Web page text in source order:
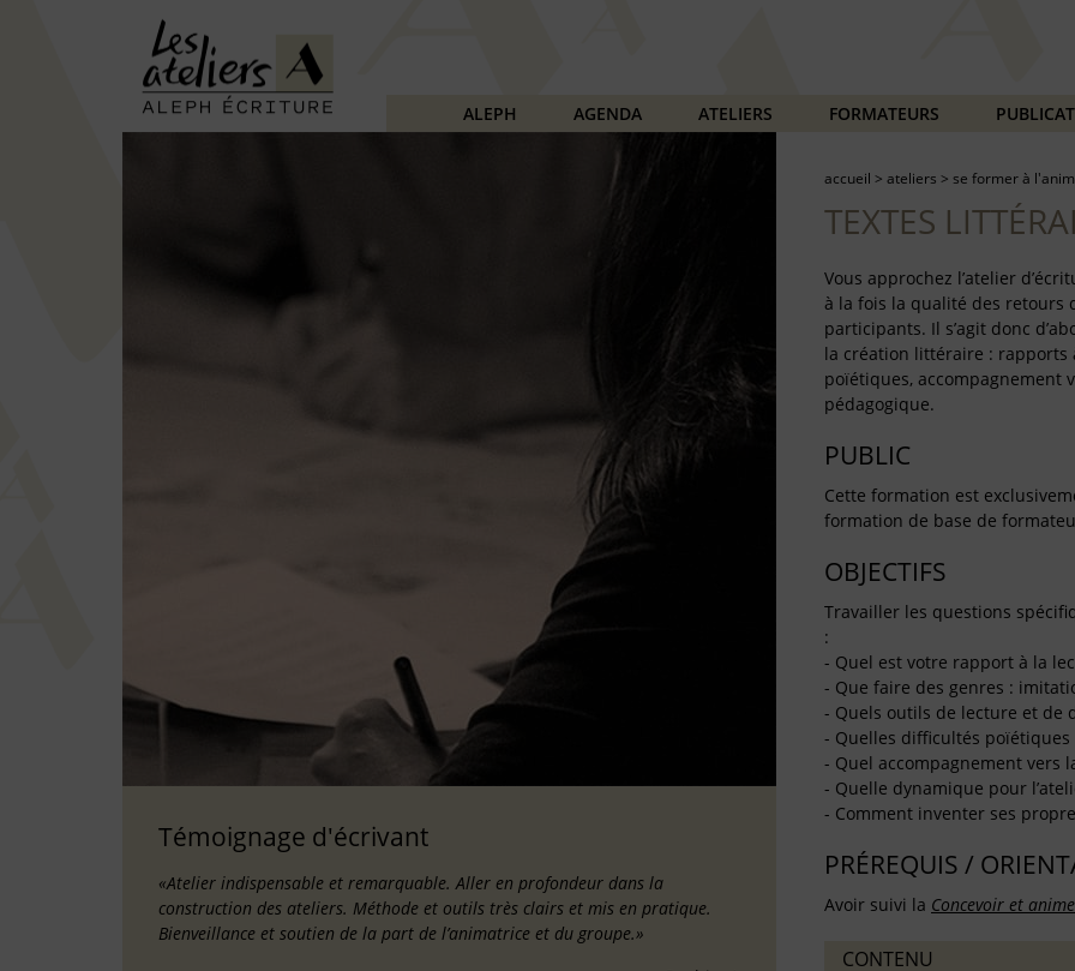
ALEPH AGENDA ATELIERS FORMATEURS
Témoignage d'écrivant
«Atelier indispensable et remarquable. Aller en profondeur dans la
construction des ateliers. Méthode et outils très clairs et mis en pratique.
Bienveillance et soutien de la part de l’animatrice et du groupe.»
accueil > ateliers > se former à
TEXTES
Vous approchez l’atelier
à la fois la qualité des retours
participants. Il s’agit donc
la création littéraire :
poïétiques, accompagnement
pédagogique.
PUBLIC
Cette formation est
formation de base de
OBJECTIFS
Travailler les questions
:
- Quel est votre rapport à la
- Que faire des genres :
- Quels outils de lecture et de
- Quelles difficultés
- Quel accompagnement vers
- Quelle dynamique pour
- Comment inventer ses
PRÉREQUIS /
Avoir suivi la Concevoir et
CONTENU